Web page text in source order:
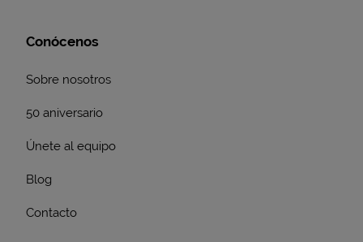
Conócenos
Sobre nosotros
50 aniversario
Únete al equipo
Blog
Contacto